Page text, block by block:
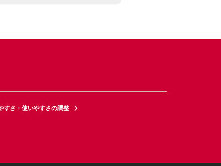
すさ・使いやすさの調整